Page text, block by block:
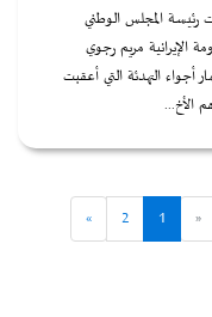
رئيسة المجلس الوطني
الإيرانية مريم رجوي
أجواء التهدئة التي أعقبت
الأخ...
«
1
2
»